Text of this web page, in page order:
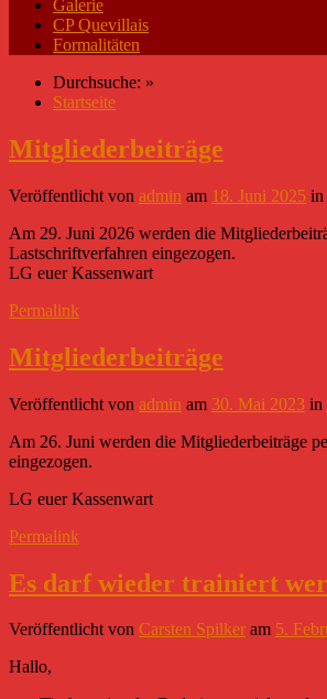
Galerie
CP Quevillais
Formalitäten
Durchsuche: »
Startseite
Mitgliederbeiträge
Veröffentlicht von admin am 18. Juni 2025 in
Am 29. Juni 2026 werden die
Lastschriftverfahren eingezogen.
LG euer Kassenwart
Permalink
Mitgliederbeiträge
Veröffentlicht von admin am 30. Mai 2023 in
Am 26. Juni werden die Mitgliederbeiträge
eingezogen.
LG euer Kassenwart
Permalink
Es darf wieder trainiert
Veröffentlichtvon Carsten Spilker am 5.
Hallo,